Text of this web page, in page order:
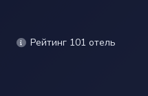
Рейтинг 101 отель